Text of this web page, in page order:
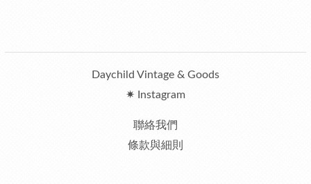
Daychild Vintage & Goods
✷ Instagram
聯絡我們
條款與細則